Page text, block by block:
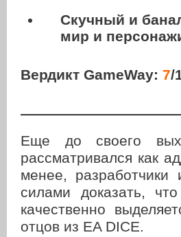
Скучный и
мир и
Вердикт GameWay: 7/
Еще до своего
рассматривался как
менее,
силами доказать,
качественно
отцов из EA DICE.